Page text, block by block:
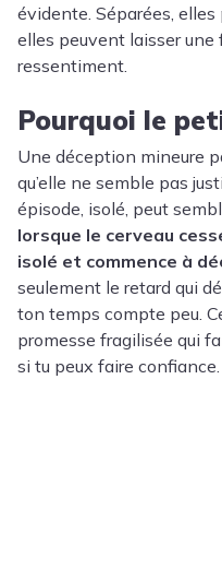
évidente. Séparées,
elles peuvent laisser
ressentiment.
Pourquoi le
Une déception mineure
qu’elle ne semble pas
épisode, isolé, peut
lorsque le cerveau
isolé et commence à
seulement le retard qui
ton temps compte peu.
promesse fragilisée qui
si tu peux faire confiance.